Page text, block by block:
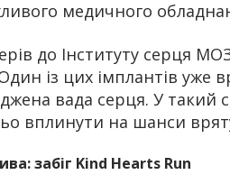
медичного
до Інституту серця
із цих імплантів уже
вада серця. У такий
вплинути на шанси
забіг Kind Hearts Run